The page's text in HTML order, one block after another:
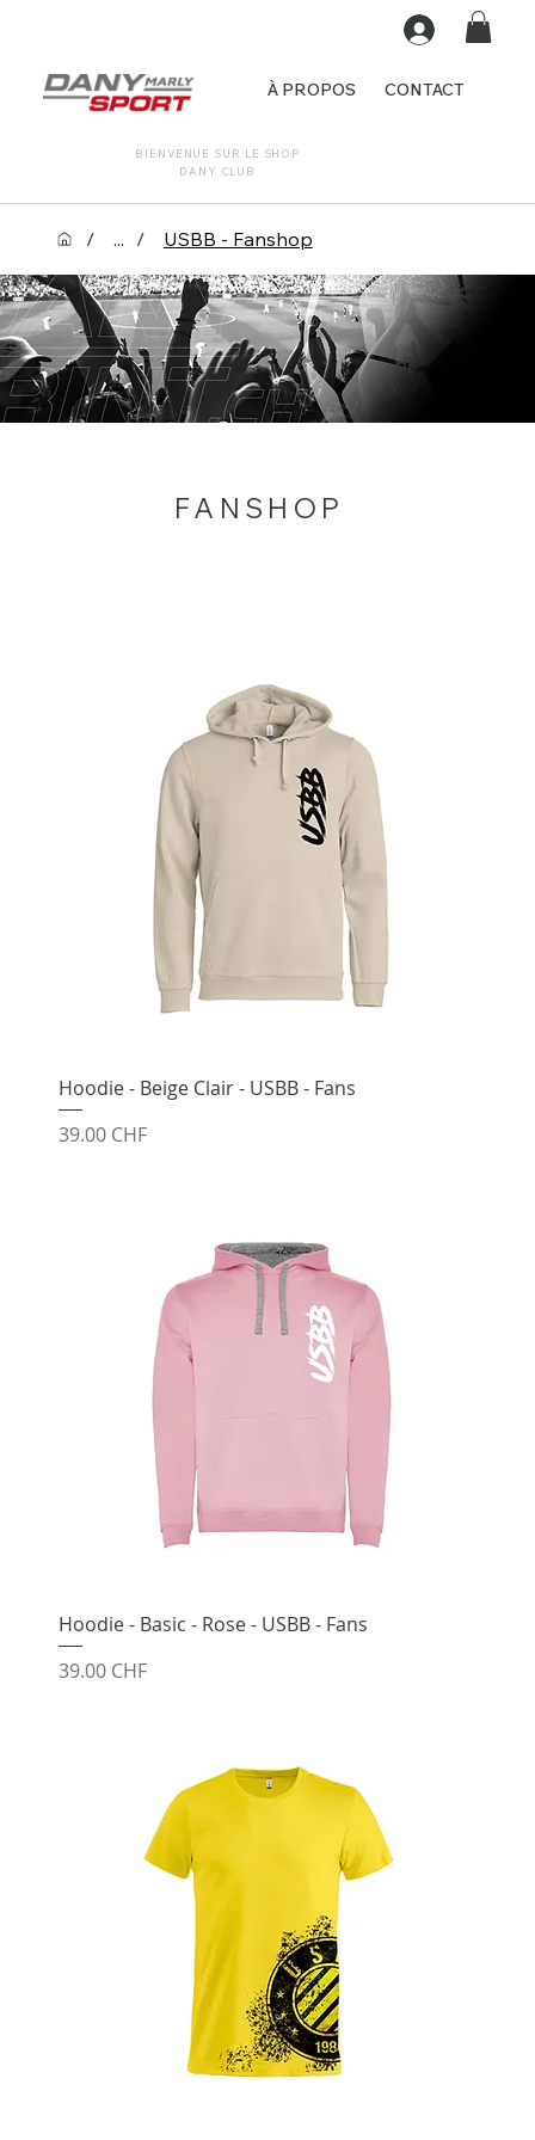
DANY CLUB
BIENVENUE SUR LE SHOP
À PROPOS CONTACT
/ ... / USBB - Fanshop
FANSHOP
Hoodie - Beige Clair - USBB - Fans
Prix
39.00 CHF
Hoodie - Basic - Rose - USBB - Fans
Prix
39.00 CHF